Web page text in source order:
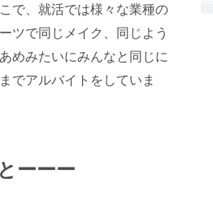
で、就活では様々な業種の
ツで同じメイク、同じよう
めみたいにみんなと同じに
でアルバイトをしていま
ーーー